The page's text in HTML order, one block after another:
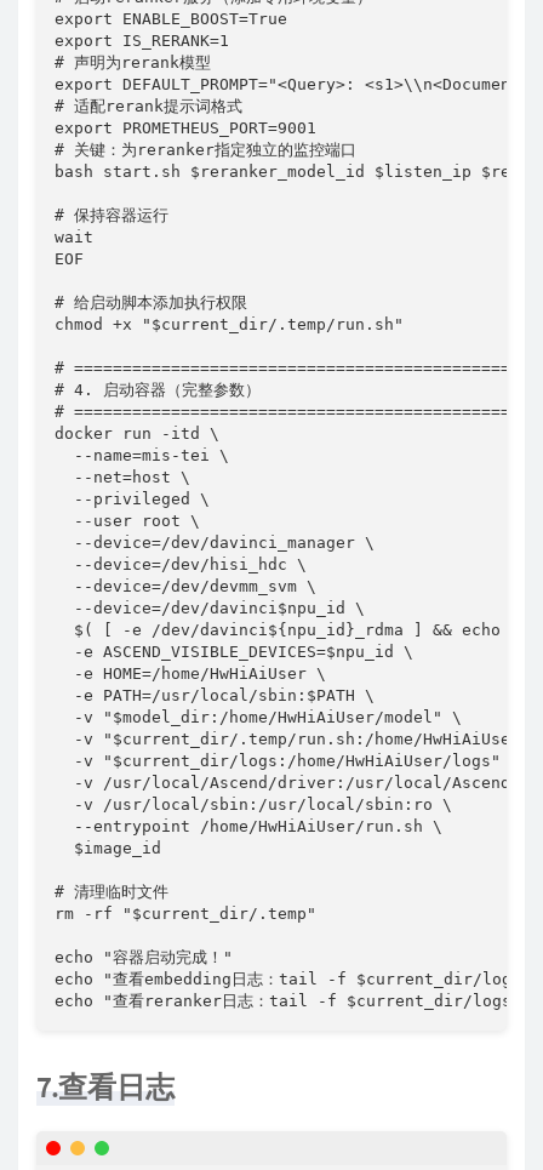
export ENABLE_BOOST=True
export IS_RERANK=1
# 声明为rerank模型
export DEFAULT_PROMPT="<Query>:
# 适配rerank提示词格式
export PROMETHEUS_PORT=9001
# 关键：为reranker指定独立的监控端口
bash start.sh $reranker_model_id $listen_ip
# 保持容器运行
wait
EOF
# 给启动脚本添加执行权限
chmod +x "$current_dir/.temp/run.sh"
# ==============================================
# 4. 启动容器（完整参数）
# ==============================================
docker run -itd \
  --name=mis-tei \
  --net=host \
  --privileged \
  --user root \
  --device=/dev/davinci_manager \
  --device=/dev/hisi_hdc \
  --device=/dev/devmm_svm \
  --device=/dev/davinci$npu_id \
$( [ -e /dev/davinci${npu_id}_rdma ] && echo
  -e ASCEND_VISIBLE_DEVICES=$npu_id \
  -e HOME=/home/HwHiAiUser \
  -e PATH=/usr/local/sbin:$PATH \
  -v "$model_dir:/home/HwHiAiUser/model" \
-v "$current_dir/.temp/run.sh:/home/HwHiAiUser/
  -v "$current_dir/logs:/home/HwHiAiUser/logs" \
-v /usr/local/Ascend/driver:/usr/local/Ascend/
  -v /usr/local/sbin:/usr/local/sbin:ro \
  --entrypoint /home/HwHiAiUser/run.sh \
  $image_id
# 清理临时文件
rm -rf "$current_dir/.temp"
echo "容器启动完成！"
echo "查看embedding日志：tail -f $current_dir/logs/
echo "查看reranker日志：tail -f $current_dir/logs/
7.查看日志